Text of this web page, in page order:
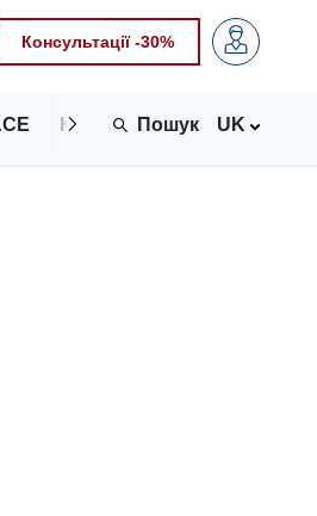
Консультації -30%
Контакти UK